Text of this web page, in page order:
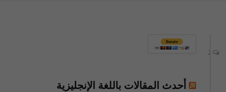
أحدث المقالات باللغة الإنجليزية